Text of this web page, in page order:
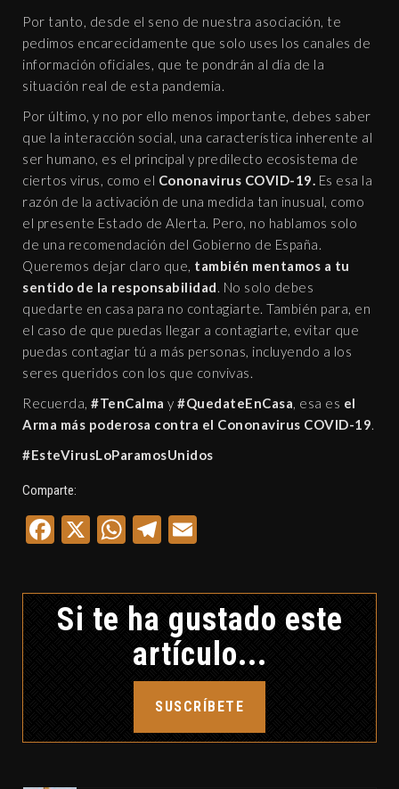
Por tanto, desde el seno de nuestra asociación, te
pedimos encarecidamente que solo uses los canales de
información oficiales, que te pondrán al día de la
situación real de esta pandemia.
Por último, y no por ello menos importante, debes saber
que la interacción social, una característica inherente al
ser humano, es el principal y predilecto ecosistema de
ciertos virus, como el Cononavirus COVID-19. Es esa la
razón de la activación de una medida tan inusual, como
el presente Estado de Alerta. Pero, no hablamos solo
de una recomendación del Gobierno de España.
Queremos dejar claro que, también mentamos a tu
sentido de la responsabilidad . No solo debes
quedarte en casa para no contagiarte. También para, en
el caso de que puedas llegar a contagiarte, evitar que
puedas contagiar tú a más personas, incluyendo a los
seres queridos con los que convivas.
Recuerda, #TenCalma y #QuedateEnCasa , esa es el
Arma más poderosa contra el Cononavirus COVID-19
#EsteVirusLoParamosUnidos
Comparte:
Facebook
X WhatsApp
Telegram
Si te ha gustado este
artículo...
SUSCRÍBETE